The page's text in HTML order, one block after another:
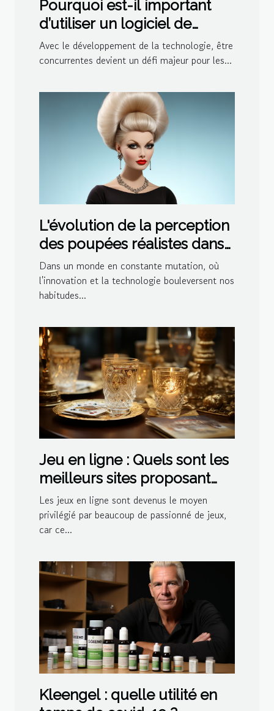
Pourquoi est-il important
d’utiliser un logiciel de
ludothèque et de
médiathèque pour votre
Avec le développement de la technologie, être
concurrentes devient un défi majeur pour les...
L'évolution de la perception
des poupées réalistes dans
la société moderne
Dans un monde en constante mutation, où
l'innovation et la technologie bouleversent nos
habitudes...
Jeu en ligne : Quels sont les
meilleurs sites proposant
des jeux de belote ?
Les jeux en ligne sont devenus le moyen
privilégié par beaucoup de passionné de jeux,
car ce...
Kleengel : quelle utilité en